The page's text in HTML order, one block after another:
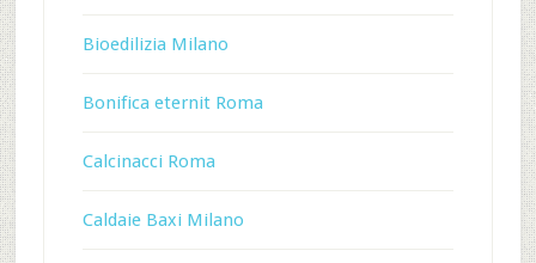
Bioedilizia Milano
Bonifica eternit Roma
Calcinacci Roma
Caldaie Baxi Milano